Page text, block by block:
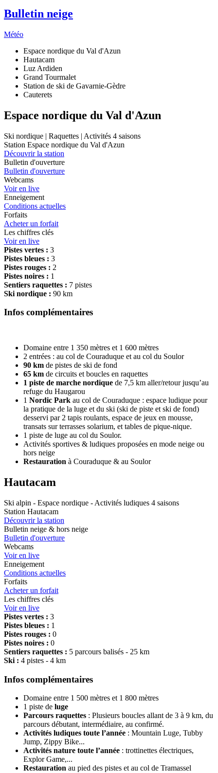
Bulletin neige
Météo
Espace nordique du Val d'Azun
Hautacam
Luz Ardiden
Grand Tourmalet
Station de ski de Gavarnie-Gèdre
Cauterets
Espace nordique du Val d'Azun
Ski nordique | Raquettes | Activités 4 saisons
Station Espace nordique du Val d'Azun
Découvrir la station
Bulletin d'ouverture
Bulletin d'ouverture
Webcams
Voir en live
Enneigement
Conditions actuelles
Forfaits
Acheter un forfait
Les chiffres clés
Voir en live
Pistes vertes : 3
Pistes bleues : 3
Pistes rouges : 2
Pistes noires : 1
Sentiers raquettes : 7 pistes
Ski nordique : 90 km
Infos complémentaires
Domaine entre 1 350 mètres et 1 600 mètres
2 entrées : au col de Couraduque et au col du Soulor
90 km de pistes de ski de fond
65 km de circuits et boucles en raquettes
1 piste de marche nordique de 7,5 km aller/retour jusqu’au
refuge du Haugarou
1 Nordic Park au col de Couraduque : espace ludique pour
la pratique de la luge et du ski (ski de piste et ski de fond)
desservi par 2 tapis roulants, espace de jeux en mousse,
transats sur terrasses solarium, et tables de pique-nique.
1 piste de luge au col du Soulor.
Activités sportives & ludiques proposées en mode neige ou
hors neige
Restauration à Couraduque & au Soulor
Hautacam
Ski alpin - Espace nordique - Activités ludiques 4 saisons
Station Hautacam
Découvrir la station
Bulletin neige & hors neige
Bulletin d'ouverture
Webcams
Voir en live
Enneigement
Conditions actuelles
Forfaits
Acheter un forfait
Les chiffres clés
Voir en live
Pistes vertes : 3
Pistes bleues : 1
Pistes rouges : 0
Pistes noires : 0
Sentiers raquettes : 5 parcours balisés - 25 km
Ski : 4 pistes - 4 km
Infos complémentaires
Domaine entre 1 500 mètres et 1 800 mètres
1 piste de luge
Parcours raquettes : Plusieurs boucles allant de 3 à 9 km, du
parcours débutant, intermédiaire, au confirmé.
Activités ludiques toute l’année : Mountain Luge, Tubby
Jump, Zippy Bike...
Activités nature toute l’année : trottinettes électriques,
Explor Game,...
Restauration au pied des pistes et au col de Tramassel